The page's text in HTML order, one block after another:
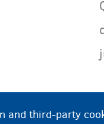
and third-party